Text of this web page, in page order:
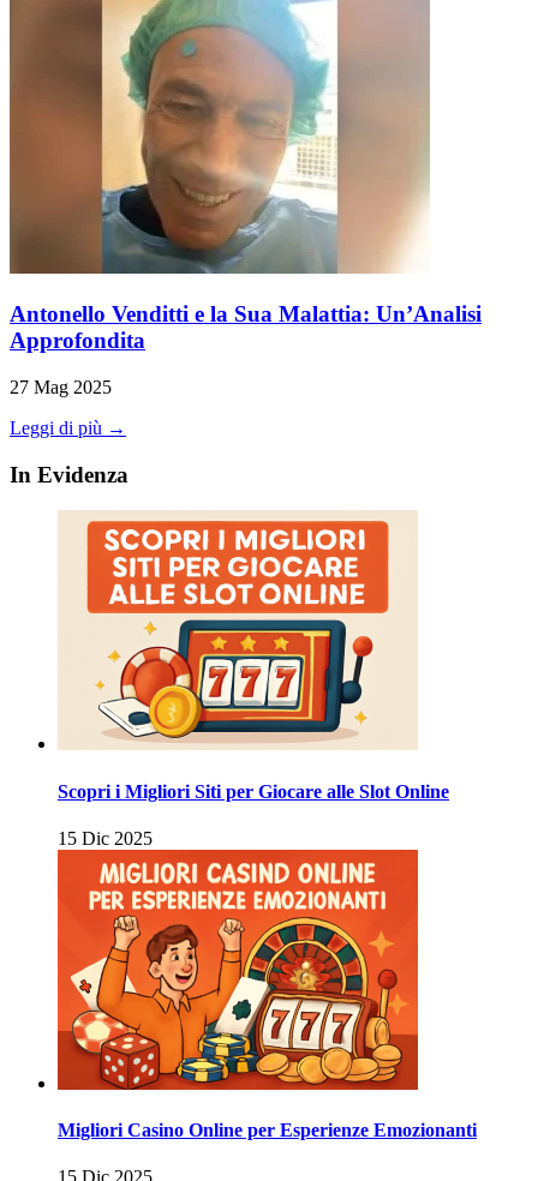
Antonello Venditti e la Sua Malattia: Un’Analisi
Approfondita
27 Mag 2025
Leggi di più →
In Evidenza
Scopri i Migliori Siti per Giocare alle Slot Online
15 Dic 2025
Migliori Casino Online per Esperienze Emozionanti